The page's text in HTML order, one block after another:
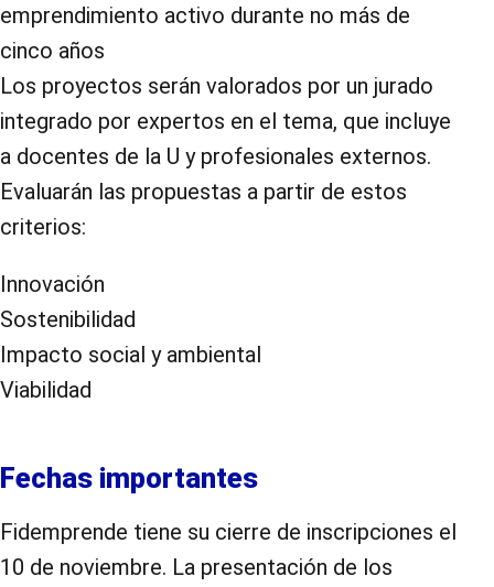
emprendimiento activo durante no más de
cinco años
Los proyectos serán valorados por un jurado
integrado por expertos en el tema, que incluye
a docentes de la U y profesionales externos.
Evaluarán las propuestas a partir de estos
criterios:
Innovación
Sostenibilidad
Impacto social y ambiental
Viabilidad
Fechas importantes
Fidemprende tiene su cierre de inscripciones el
10 de noviembre. La presentación de los